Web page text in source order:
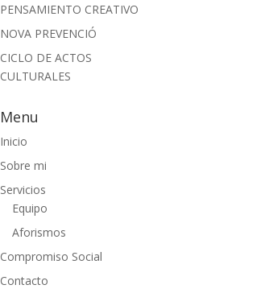
PENSAMIENTO CREATIVO
NOVA PREVENCIÓ
CICLO DE ACTOS
CULTURALES
Menu
Inicio
Sobre mi
Servicios
Equipo
Aforismos
Compromiso Social
Contacto